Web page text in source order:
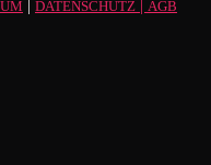
| DATENSCHUTZ | AGB